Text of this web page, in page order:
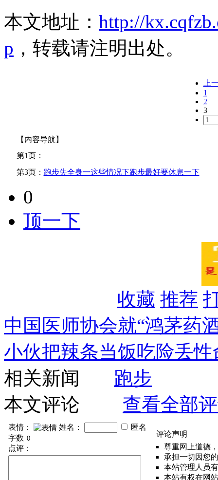
本文地址： http://
p ，转载请注明出处。
上
1
2
3
【内容导航】
第1页：
第3页： 跑步失全身一这些情况下跑步最好要休息一下
0
顶一下
收藏 推荐
中国医师协会就“鸿茅药
小伙把辣条当饭吃险丢
相关新闻
跑步
本文评论
查看全部
表情： 姓名：
匿名
字数
点评：
评论声明
尊重网上道德
承担一切因您
本站管理人员
本站有权在网